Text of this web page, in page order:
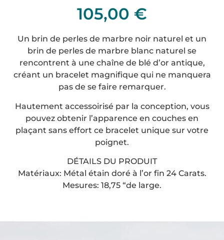
105,00 €
Un brin de perles de marbre noir naturel et un
brin de perles de marbre blanc naturel se
rencontrent à une chaîne de blé d’or antique,
créant un bracelet magnifique qui ne manquera
pas de se faire remarquer.
Hautement accessoirisé par la conception, vous
pouvez obtenir l’apparence en couches en
plaçant sans effort ce bracelet unique sur votre
poignet.
DÉTAILS DU PRODUIT
Matériaux: Métal étain doré à l’or fin 24 Carats.
Mesures: 18,75 “de large.